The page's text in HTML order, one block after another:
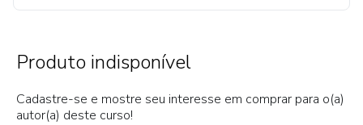
Produto indisponível
Cadastre-se e mostre seu interesse em comprar para o(a)
autor(a) deste curso!